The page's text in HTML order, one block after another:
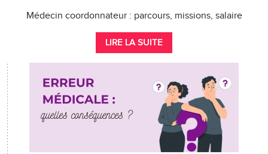
Médecin coordonnateur : parcours, missions, salaire
LIRE LA SUITE